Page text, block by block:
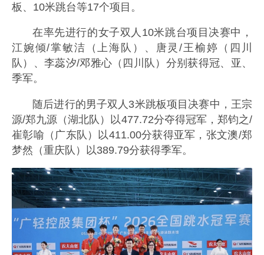
板、10米跳台等17个项目。
在率先进行的女子双人10米跳台项目决赛中，
江婉倾/掌敏洁（上海队）、唐灵/王榆婷（四川
队）、李蕊汐/邓雅心（四川队）分别获得冠、亚、
季军。
随后进行的男子双人3米跳板项目决赛中，王宗
源/郑九源（湖北队）以477.72分夺得冠军，郑钧之/
崔彰喻（广东队）以411.00分获得亚军，张文澳/郑
梦然（重庆队）以389.79分获得季军。